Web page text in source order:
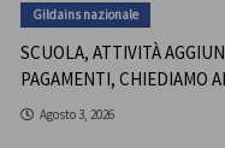
Gildains nazionale
SCUOLA, ATTIVITÀ
PAGAMENTI, CHIEDIAMO
Agosto 3, 2026